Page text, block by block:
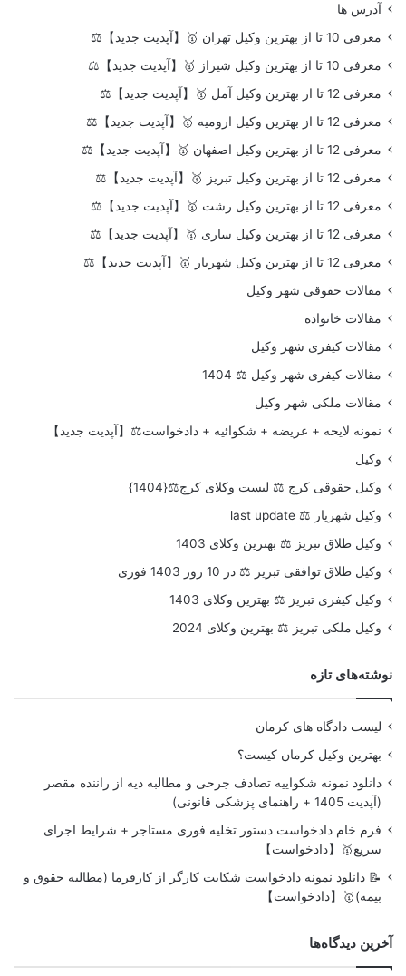
آدرس ها
معرفی 10 تا از بهترین وکیل تهران 🥇【آپدیت جدید】⚖️
معرفی 10 تا از بهترین وکیل شیراز 🥇【آپدیت جدید】⚖️
معرفی 12 تا از بهترین وکیل آمل 🥇【آپدیت جدید】⚖️
معرفی 12 تا از بهترین وکیل ارومیه 🥇【آپدیت جدید】⚖️
معرفی 12 تا از بهترین وکیل اصفهان 🥇【آپدیت جدید】⚖️
معرفی 12 تا از بهترین وکیل تبریز 🥇【آپدیت جدید】⚖️
معرفی 12 تا از بهترین وکیل رشت 🥇【آپدیت جدید】⚖️
معرفی 12 تا از بهترین وکیل ساری 🥇【آپدیت جدید】⚖️
معرفی 12 تا از بهترین وکیل شهریار 🥇【آپدیت جدید】⚖️
مقالات حقوقی شهر وکیل
مقالات خانواده
مقالات کیفری شهر وکیل
مقالات کیفری شهر وکیل ⚖️ 1404
مقالات ملکی شهر وکیل
نمونه لایحه + عریضه + شکوائیه + دادخواست⚖️【آپدیت جدید】
وکیل
وکیل حقوقی کرج ⚖️ لیست وکلای کرج⚖️{1404}
وکیل شهریار ⚖️ last update
وکیل طلاق تبریز ⚖️ بهترین وکلای 1403
وکیل طلاق توافقی تبریز ⚖️ در 10 روز 1403 فوری
وکیل کیفری تبریز ⚖️ بهترین وکلای 1403
وکیل ملکی تبریز ⚖️ بهترین وکلای 2024
نوشته‌های تازه
لیست دادگاه های کرمان
بهترین وکیل کرمان کیست؟
دانلود نمونه شکواییه تصادف جرحی و مطالبه دیه از راننده مقصر
(آپدیت 1405 + راهنمای پزشکی قانونی)
فرم خام دادخواست دستور تخلیه فوری مستاجر + شرایط اجرای
سریع🥇【دادخواست】
📝 دانلود نمونه دادخواست شکایت کارگر از کارفرما (مطالبه حقوق و
بیمه)🥇【دادخواست】
آخرین دیدگاه‌ها